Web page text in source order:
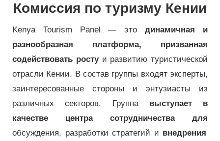
Комиссия по туризму Кении
Kenya Tourism Panel — этодинамичная и
разнообразная платформа, призванная
содействовать ростуи развитию туристической
отрасли Кении. В состав группы входят эксперты,
заинтересованные стороны и энтузиасты из
различных секторов. Группа выступает в
качестве центра сотрудничества для
обсуждения, разработки стратегий и внедрения